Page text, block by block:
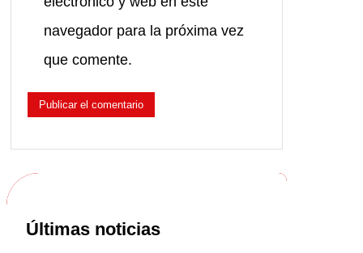
navegador para la próxima vez
que comente.
Últimas noticias